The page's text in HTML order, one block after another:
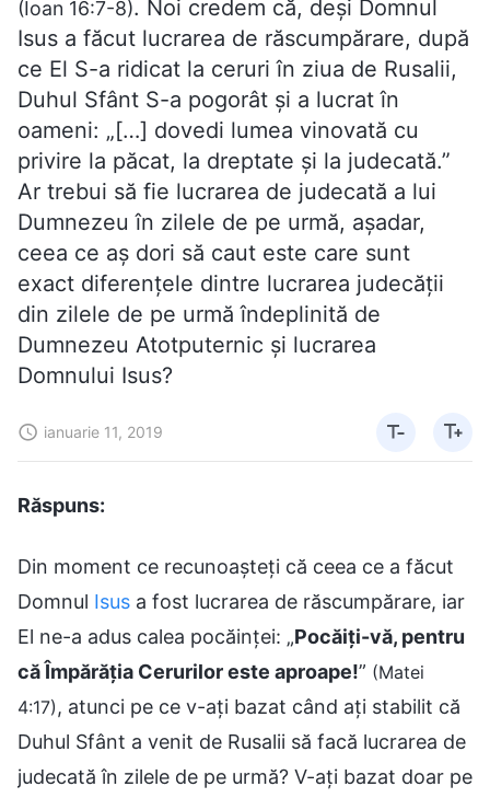
(Ioan 16:7-8). Noi credem că, deși Domnul
Isus a făcut lucrarea de răscumpărare, după
ce El S-a ridicat la ceruri în ziua de Rusalii,
Duhul Sfânt S-a pogorât și a lucrat în
oameni: „[…] dovedi lumea vinovată cu
privire la păcat, la dreptate și la judecată.”
Ar trebui să fie lucrarea de judecată a lui
Dumnezeu în zilele de pe urmă, așadar,
ceea ce aș dori să caut este care sunt
exact diferențele dintre lucrarea judecății
din zilele de pe urmă îndeplinită de
Dumnezeu Atotputernic și lucrarea
Domnului Isus?
ianuarie 11, 2019
Răspuns:
Din moment ce recunoașteți că ceea ce a făcut
Domnul Isus a fost lucrarea de răscumpărare, iar
El ne-a adus calea pocăinței: „Pocăiți-vă, pentru
că Împărăția Cerurilor este aproape!” (Matei
4:17) , atunci pe ce v-ați bazat când ați stabilit că
Duhul Sfânt a venit de Rusalii să facă lucrarea de
judecată în zilele de pe urmă? V-ați bazat doar pe